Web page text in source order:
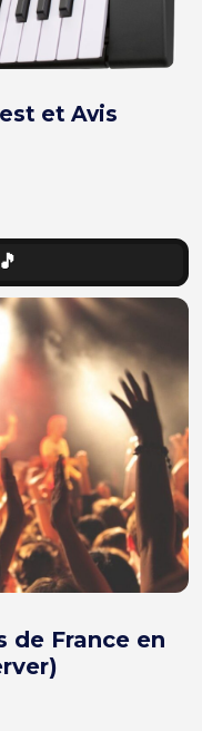
et Avis
de France en